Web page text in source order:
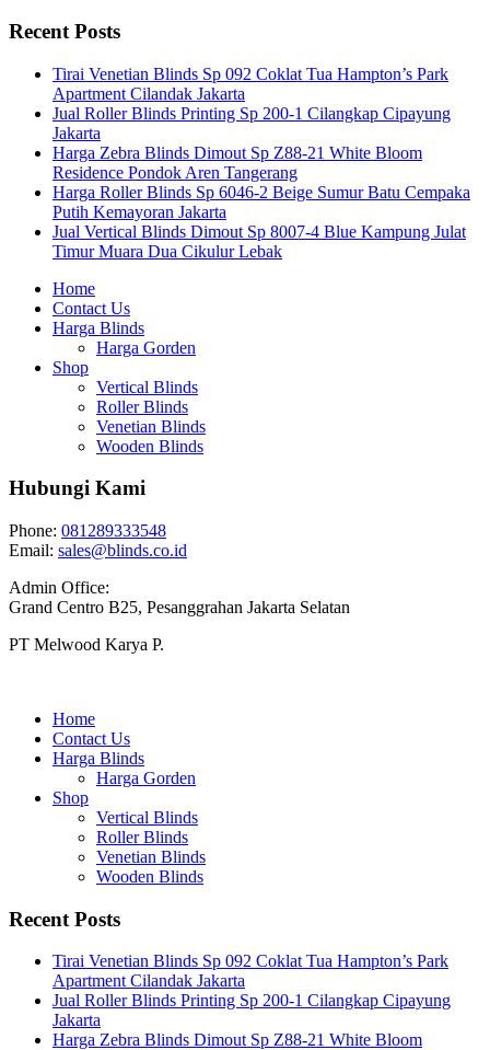
Recent Posts
Tirai Venetian Blinds Sp 092 Coklat Tua Hampton’s Park
Apartment Cilandak Jakarta
Jual Roller Blinds Printing Sp 200-1 Cilangkap Cipayung
Jakarta
Harga Zebra Blinds Dimout Sp Z88-21 White Bloom
Residence Pondok Aren Tangerang
Harga Roller Blinds Sp 6046-2 Beige Sumur Batu Cempaka
Putih Kemayoran Jakarta
Jual Vertical Blinds Dimout Sp 8007-4 Blue Kampung Julat
Timur Muara Dua Cikulur Lebak
Home
Contact Us
Harga Blinds
Harga Gorden
Shop
Vertical Blinds
Roller Blinds
Venetian Blinds
Wooden Blinds
Hubungi Kami
Phone: 081289333548
Email: sales@blinds.co.id
Admin Office:
Grand Centro B25, Pesanggrahan Jakarta Selatan
PT Melwood Karya P.
Home
Contact Us
Harga Blinds
Harga Gorden
Shop
Vertical Blinds
Roller Blinds
Venetian Blinds
Wooden Blinds
Recent Posts
Tirai Venetian Blinds Sp 092 Coklat Tua Hampton’s Park
Apartment Cilandak Jakarta
Jual Roller Blinds Printing Sp 200-1 Cilangkap Cipayung
Jakarta
Harga Zebra Blinds Dimout Sp Z88-21 White Bloom